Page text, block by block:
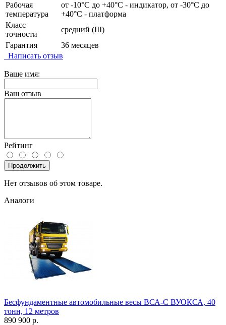
Рабочая
температура
от -10°C до +40°C - индикатор, от -30°C до
+40°C - платформа
Класс
точности
средний (III)
Гарантия
36 месяцев
Написать отзыв
Ваше имя:
Ваш отзыв
Рейтинг
Продолжить
Нет отзывов об этом товаре.
Аналоги
Бесфундаментные автомобильные весы ВСА-С ВУОКСА, 40
тонн, 12 метров
890 900 р.